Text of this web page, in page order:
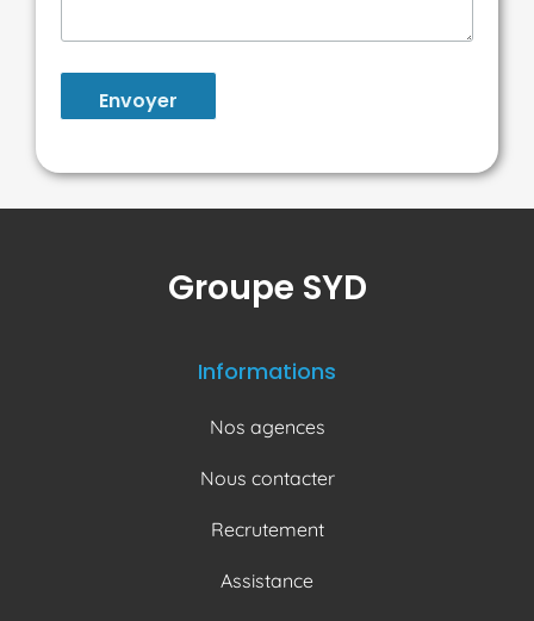
Envoyer
Groupe SYD
Informations
Nos agences
Nous contacter
Recrutement
Assistance